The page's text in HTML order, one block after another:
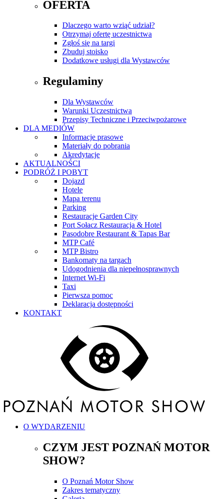
OFERTA
Dlaczego warto wziąć udział?
Otrzymaj ofertę uczestnictwa
Zgłoś się na targi
Zbuduj stoisko
Dodatkowe usługi dla Wystawców
Regulaminy
Dla Wystawców
Warunki Uczestnictwa
Przepisy Techniczne i Przeciwpożarowe
DLA MEDIÓW
Informacje prasowe
Materiały do pobrania
Akredytacje
AKTUALNOŚCI
PODRÓŻ I POBYT
Dojazd
Hotele
Mapa terenu
Parking
Restauracje Garden City
Port Sołacz Restauracja & Hotel
Pasodobre Restaurant & Tapas Bar
MTP Café
MTP Bistro
Bankomaty na targach
Udogodnienia dla niepełnosprawnych
Internet Wi-Fi
Taxi
Pierwsza pomoc
Deklaracja dostępności
KONTAKT
O WYDARZENIU
CZYM JEST POZNAŃ MOTOR
SHOW?
O Poznań Motor Show
Zakres tematyczny